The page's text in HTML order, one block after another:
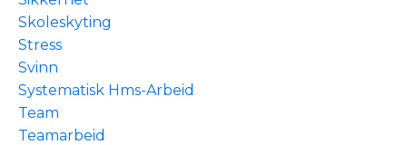
Skoleskyting
Stress
Svinn
Systematisk Hms-Arbeid
Team
Teamarbeid